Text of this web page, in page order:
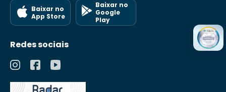
Baixar no
App Store
Baixar no
Google
Play
Redes sociais